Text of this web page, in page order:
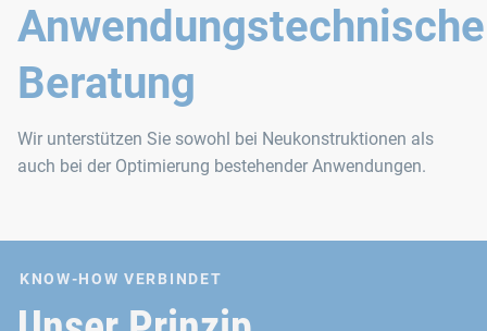
Anwendungstechnische
Beratung
Wir unterstützen Sie sowohl bei Neukonstruktionen als
auch bei der Optimierung bestehender Anwendungen.
KNOW-HOW VERBINDET